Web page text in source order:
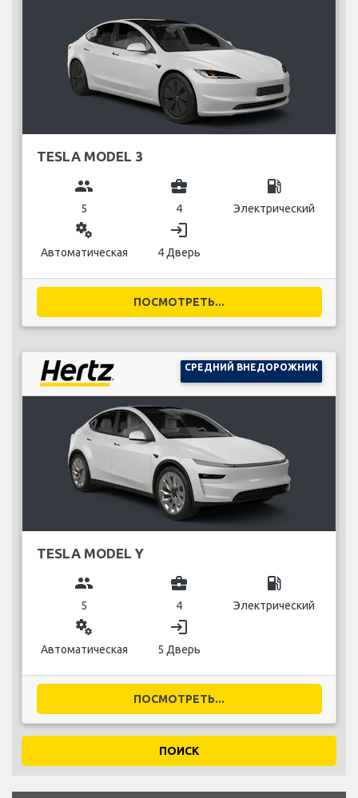
TESLA MODEL 3
group
5
business_center
4
local_gas_station
Электрический
miscellaneous_services
Автоматическая
login
4 Дверь
ПОСМОТРЕТЬ...
СРЕДНИЙ ВНЕДОРОЖНИК
TESLA MODEL Y
group
5
business_center
4
local_gas_station
Электрический
miscellaneous_services
Автоматическая
login
5 Дверь
ПОСМОТРЕТЬ...
ПОИСК